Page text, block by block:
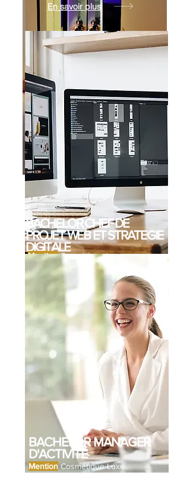
BP ECP
Mention SPA & Wellness
En savoir plus
BACHELOR CHEF DE
PROJET WEB ET STRATEGIE
DIGITALE
Mention Cosmétique Luxe
BACHELOR MANAGER
D'ACTIVITÉ
Mention Cosmétique Luxe